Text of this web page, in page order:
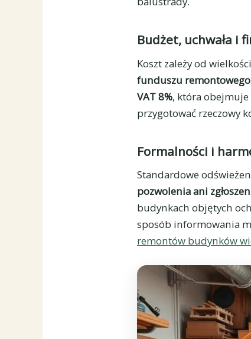
Budżet, uchwała i
Koszt zależy od
funduszu remontowego
VAT 8%, która
przygotować rzeczowy
Formalności i
Standardowe
pozwolenia ani
budynkach objętych
sposób informowania
remontów budynków